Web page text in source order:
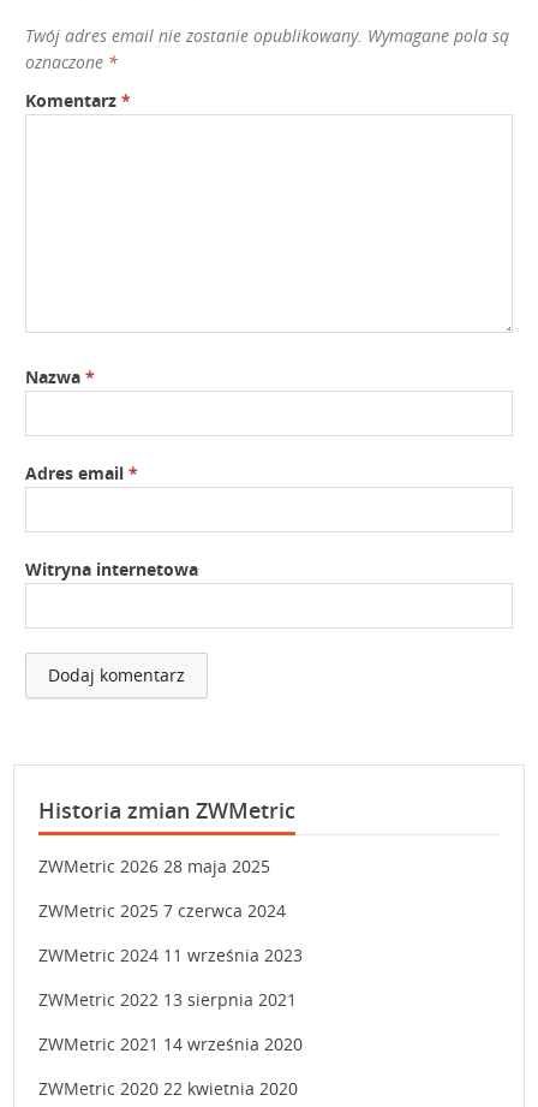
Twój adres email nie zostanie opublikowany. Wymagane pola są
oznaczone *
Komentarz*
Nazwa*
Adres email*
Witryna internetowa
Historia zmian ZWMetric
ZWMetric 2026 28 maja 2025
ZWMetric 2025 7 czerwca 2024
ZWMetric 2024 11 września 2023
ZWMetric 2022 13 sierpnia 2021
ZWMetric 2021 14 września 2020
ZWMetric 2020 22 kwietnia 2020